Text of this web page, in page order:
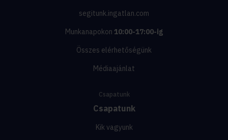
segitunk.ingatlan.com
Munkanapokon 10:00-17:00-ig
Összes elérhetőségünk
Médiaajánlat
Csapatunk
Csapatunk
Kik vagyunk